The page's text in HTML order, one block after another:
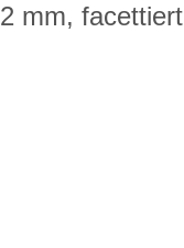
mm, facettiert